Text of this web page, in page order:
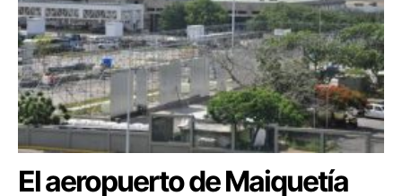
El aeropuerto de Maiquetía